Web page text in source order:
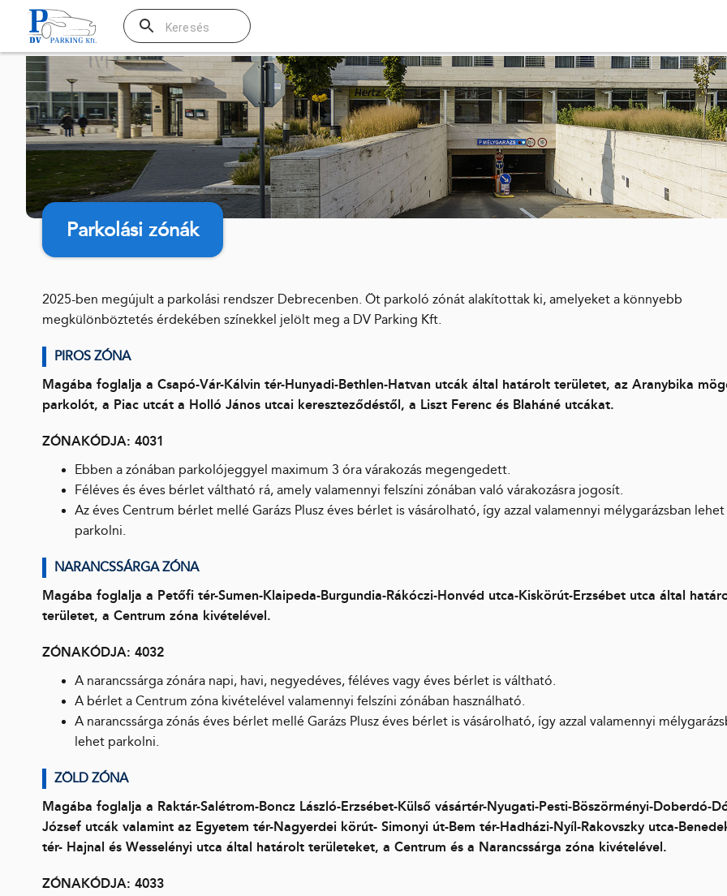
Parkolási zónák
2025-ben megújult a parkolási rendszer Debrecenben. Öt parkoló zónát alakítottak ki, amelyeket a könnyebb
megkülönböztetés érdekében színekkel jelölt meg a DV Parking Kft.
PIROS ZÓNA
Magába foglalja a Csapó-Vár-Kálvin tér-Hunyadi-Bethlen-Hatvan utcák által határolt területet, az Aranybika
parkolót, a Piac utcát a Holló János utcai kereszteződéstől, a Liszt Ferenc és Blaháné utcákat.
ZÓNAKÓDJA: 4031
Ebben a zónában parkolójeggyel maximum 3 óra várakozás megengedett.
Féléves és éves bérlet váltható rá, amely valamennyi felszíni zónában való várakozásra jogosít.
Az éves Centrum bérlet mellé Garázs Plusz éves bérlet is vásárolható, így azzal valamennyi mélygarázsban lehet
parkolni.
NARANCSSÁRGA ZÓNA
Magába foglalja a Petőfi tér-Sumen-Klaipeda-Burgundia-Rákóczi-Honvéd utca-Kiskörút-Erzsébet utca által
területet, a Centrum zóna kivételével.
ZÓNAKÓDJA: 4032
A narancssárga zónára napi, havi, negyedéves, féléves vagy éves bérlet is váltható.
A bérlet a Centrum zóna kivételével valamennyi felszíni zónában használható.
A narancssárga zónás éves bérlet mellé Garázs Plusz éves bérlet is vásárolható, így azzal valamennyi
lehet parkolni.
ZÖLD ZÓNA
Magába foglalja a Raktár-Salétrom-Boncz László-Erzsébet-Külső vásártér-Nyugati-Pesti-Böszörményi-Doberdó-
József utcák valamint az Egyetem tér-Nagyerdei körút- Simonyi út-Bem tér-Hadházi-Nyíl-Rakovszky utca-
tér- Hajnal és Wesselényi utca által határolt területeket, a Centrum és a Narancssárga zóna kivételével.
ZÓNAKÓDJA: 4033